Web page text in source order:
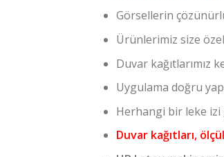
Görsellerin
Ürünlerimiz size
Duvar kağıtlarımız
Uygulama doğru
Herhangi bir leke izi
Duvar kağıtları,